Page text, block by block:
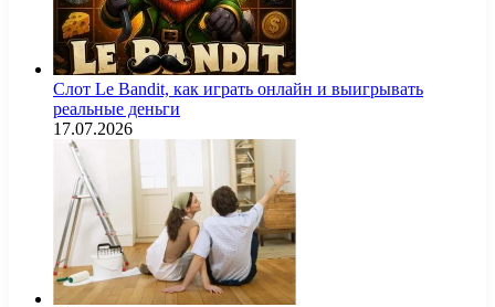
Слот Le Bandit, как играть онлайн и выигрывать
реальные деньги
17.07.2026